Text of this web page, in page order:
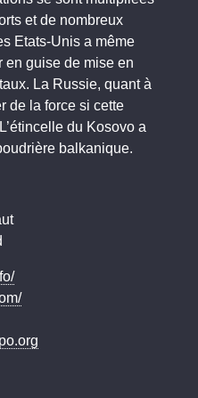
et de nombreux
Etats-Unis a même
en guise de mise en
La Russie, quant à
de la force si cette
du Kosovo a
balkanique.